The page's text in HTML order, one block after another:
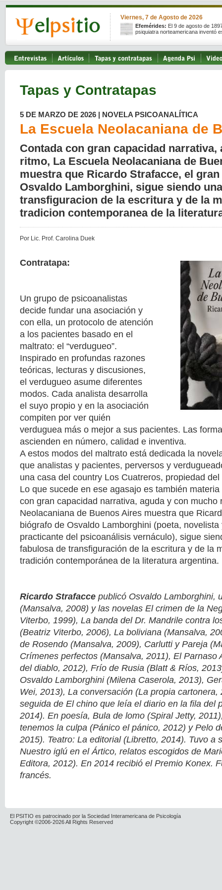
Viernes, 7 de Agosto de 2026
Efemérides: El 9 de agosto de
psiquiatra norteamericana inventó
Tapas y Contratapas
5 DE MARZO DE 2026 | NOVELA PSICOANALÍTICA
La Escuela Neolacaniana de
Contada con gran capacidad narrativa,
ritmo, La Escuela Neolacaniana de
muestra que Ricardo Strafacce, el
Osvaldo Lamborghini, sigue siendo
transfiguracion de la escritura y de la
tradicion contemporanea de la
Por Lic. Prof. Carolina Duek
Contratapa:
Un grupo de psicoanalistas
decide fundar una asociación y
con ella, un protocolo de atención
a los pacientes basado en el
maltrato: el “verdugueo”.
Inspirado en profundas razones
teóricas, lecturas y discusiones,
el verdugueo asume diferentes
modos. Cada analista desarrolla
el suyo propio y en la asociación
compiten por ver quién
verduguea más o mejor a sus pacientes. Las
ascienden en número, calidad e inventiva.
A estos modos del maltrato está dedicada la
que analistas y pacientes, perversos y
una casa del country Los Cuatreros, propiedad
Lo que sucede en ese agasajo es también
con gran capacidad narrativa, aguda y con mucho
Neolacaniana de Buenos Aires muestra que
biógrafo de Osvaldo Lamborghini (poeta,
practicante del psicoanálisis vernáculo), sigue
fabulosa de transfiguración de la escritura y de la
tradición contemporánea de la literatura argentina.
Ricardo Strafacce publicó Osvaldo Lamborghini,
(Mansalva, 2008) y las novelas El crimen de la
Viterbo, 1999), La banda del Dr. Mandrile contra
(Beatriz Viterbo, 2006), La boliviana (Mansalva,
de Rosendo (Mansalva, 2009), Carlutti y Pareja
Crímenes perfectos (Mansalva, 2011), El Parnaso
del diablo, 2012), Frío de Rusia (Blatt & Ríos,
Osvaldo Lamborghini (Milena Caserola, 2013),
Wei, 2013), La conversación (La propia cartonera,
seguida de El chino que leía el diario en la fila del
2014). En poesía, Bula de lomo (Spiral Jetty,
tenemos la culpa (Pánico el pánico, 2012) y Pelo
2015). Teatro: La editorial (Libretto, 2014). Tuvo a
Nuestro iglú en el Ártico, relatos escogidos de
Editora, 2012). En 2014 recibió el Premio Konex.
francés.
El PSITIO es patrocinado por la Sociedad Interamericana de Psicología
Copyright ©2006-2026 All Rights Reserved